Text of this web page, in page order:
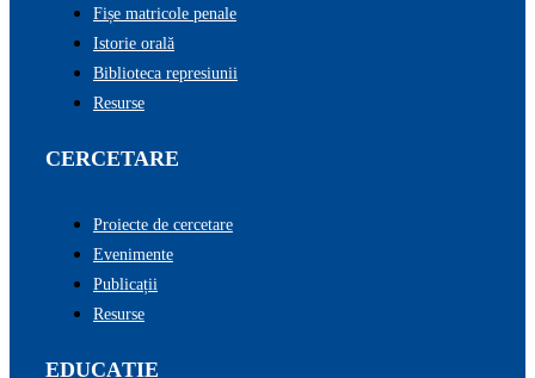
Fișe matricole penale
Istorie orală
Biblioteca represiunii
Resurse
CERCETARE
Proiecte de cercetare
Evenimente
Publicații
Resurse
EDUCAȚIE